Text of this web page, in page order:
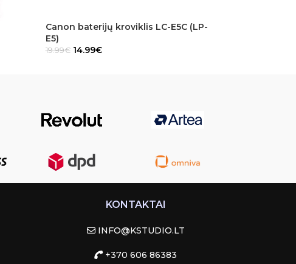
Canon baterijų kroviklis LC-E5C (LP-
E5)
19.99€ 14.99€
KONTAKTAI
INFO@KSTUDIO.LT
+370 606 86383